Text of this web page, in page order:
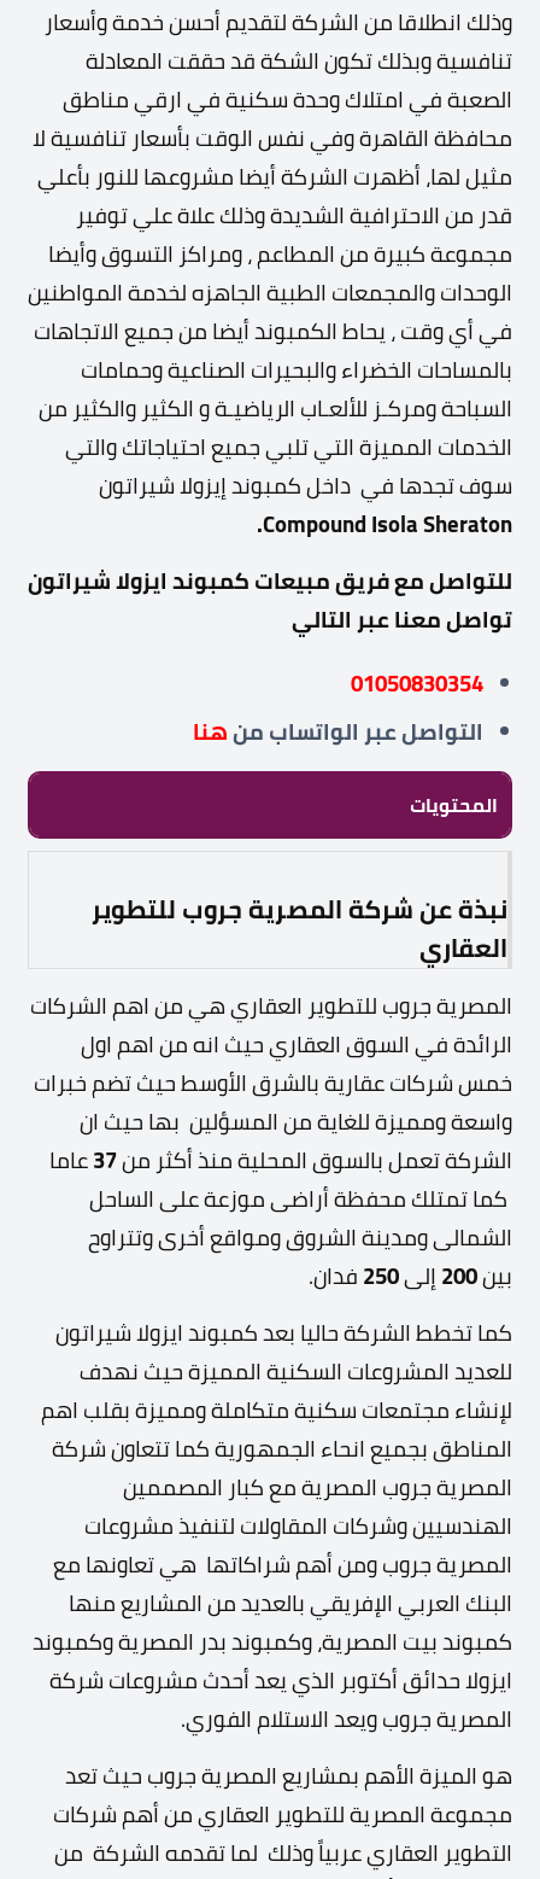
وذلك انطلاقا من الشركة لتقديم أحسن خدمة وأسعار
تنافسية وبذلك تكون الشكة قد حققت المعادلة
الصعبة في امتلاك وحدة سكنية في ارقي مناطق
محافظة القاهرة وفي نفس الوقت بأسعار تنافسية لا
مثيل لها، أظهرت الشركة أيضا مشروعها للنور بأعلي
قدر من الاحترافية الشديدة وذلك علاة علي توفير
مجموعة كبيرة من المطاعم ، ومراكز التسوق وأيضا
الوحدات والمجمعات الطبية الجاهزه لخدمة المواطنين
في أي وقت ، يحاط الكمبوند أيضا من جميع الاتجاهات
بالمساحات الخضراء والبحيرات الصناعية وحمامات
السباحة ومركـز للألعـاب الرياضيـة و الكثير والكثير من
الخدمات المميزة التي تلبي جميع احتياجاتك والتي
سوف تجدها في داخل كمبوند إيزولا شيراتون
Compound Isola Sheraton.
للتواصل مع فريق مبيعات كمبوند ايزولا شيراتون
تواصل معنا عبر التالي
01050830354
التواصل عبرالواتساب منهنا
المحتويات
نبذة عن شركة المصرية جروب للتطوير
العقاري
المصرية جروب للتطوير العقاري هي من اهم الشركات
الرائدة في السوق العقاري حيث انه من اهم اول
خمس شركات عقارية بالشرق الأوسط حيث تضم خبرات
واسعة ومميزة للغاية من المسؤلين بها حيث ان
الشركة تعمل بالسوق المحلية منذ أكثر من37عاما
كما تمتلك محفظة أراضى موزعة على الساحل
الشمالى ومدينة الشروق ومواقع أخرى وتتراوح
بين200إلى250فدان.
كما تخطط الشركة حاليا بعد كمبوند ايزولا شيراتون
للعديد المشروعات السكنية المميزة حيث نهدف
لإنشاء مجتمعات سكنية متكاملة ومميزة بقلب اهم
المناطق بجميع انحاء الجمهورية كما تتعاون شركة
المصرية جروب المصرية مع كبار المصممين
الهندسيين وشركات المقاولات لتنفيذ مشروعات
المصرية جروب ومن أهم شراكاتها هي تعاونها مع
البنك العربي الإفريقي بالعديد من المشاريع منها
كمبوند بيت المصرية، وكمبوند بدر المصرية وكمبوند
ايزولا حدائق أكتوبر الذي يعد أحدث مشروعات شركة
المصرية جروب ويعد الاستلام الفوري.
هو الميزة الأهم بمشاريع المصرية جروب حيث تعد
مجموعة المصرية للتطوير العقاريمن أهم شركات
التطوير العقاري عربياً وذلك لما تقدمه الشركة من